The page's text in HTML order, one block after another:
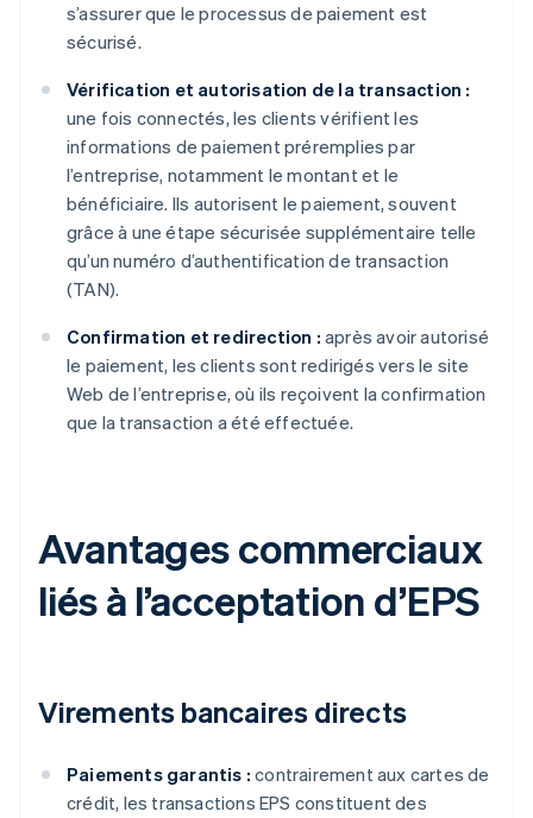
s’assurer que le processus de paiement est
sécurisé.
Vérification et autorisation de la transaction :
une fois connectés, les clients vérifient les
informations de paiement préremplies par
l’entreprise, notamment le montant et le
bénéficiaire. Ils autorisent le paiement, souvent
grâce à une étape sécurisée supplémentaire telle
qu’un numéro d’authentification de transaction
(TAN).
Confirmation et redirection : après avoir autorisé
le paiement, les clients sont redirigés vers le site
Web de l’entreprise, où ils reçoivent la confirmation
que la transaction a été effectuée.
Avantages commerciaux
liés à l’acceptation d’EPS
Virements bancaires directs
Paiements garantis : contrairement aux cartes de
crédit, les transactions EPS constituent des